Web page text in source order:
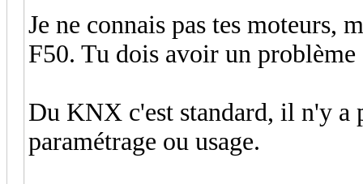
Je ne connais pas tes moteurs,
F50. Tu dois avoir un problème
Du KNX c'est standard, il n'y a
paramétrage ou usage.